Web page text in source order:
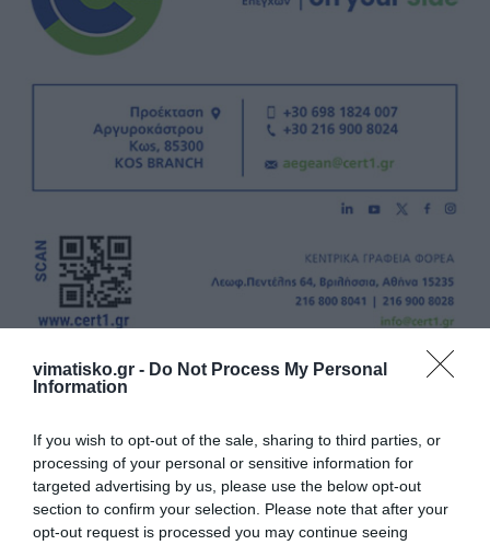
vimatisko.gr - Do Not Process My Personal
Information
If you wish to opt-out of the sale, sharing to third parties, or
processing of your personal or sensitive information for
targeted advertising by us, please use the below opt-out
section to confirm your selection. Please note that after your
opt-out request is processed you may continue seeing
Η ανωνυμία είναι το καλύτερο κρησφύγετο δειλίας και
χυδαιότητας!